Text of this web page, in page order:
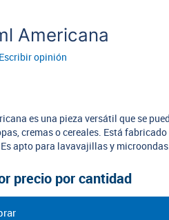
Americana
Escribir opinión
es una pieza versátil que se
cremas o cereales. Está
apto para lavavajillas y
precio por cantidad